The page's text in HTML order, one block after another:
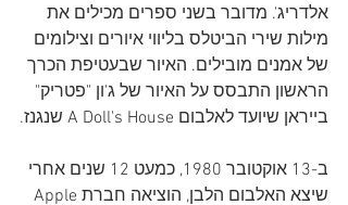
אלדריג'. מדובר בשני ספרים מכילים את
מילות שירי הביטלס בליווי איורים וצילומים
של אמנים מובילים. האיור שבעטיפת הכרך
הראשון התבסס על האיור של ג'ון "פטריק"
בייראן שיועד לאלבום A Doll's House שנגנז.
ב-13 אוקטובר 1980, כמעט 12 שנים אחרי